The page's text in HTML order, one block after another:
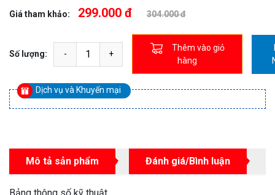
Giá tham khảo: 299.000 đ 304.000 đ
Số lượng:
Thêm vào giỏ
hàng
Dịch vụ và Khuyến mại
Mô tả sản phẩm Đánh giá/Bình luận